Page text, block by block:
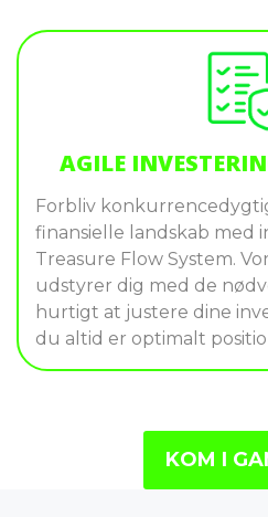
AGILE
Forbliv
finansielle landskab med
Treasure Flow System.
udstyrer dig med de
hurtigt at justere dine
du altid er optimalt
KOM I